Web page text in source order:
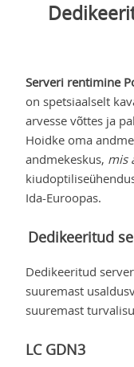
Serveri rentimine
on spetsiaalselt
arvesse võttes ja
Hoidke oma
andmekeskus, mis
Ida-Euroopas.
Dedikeeritud
Dedikeeritud
suuremast
suuremast
LC GDN3